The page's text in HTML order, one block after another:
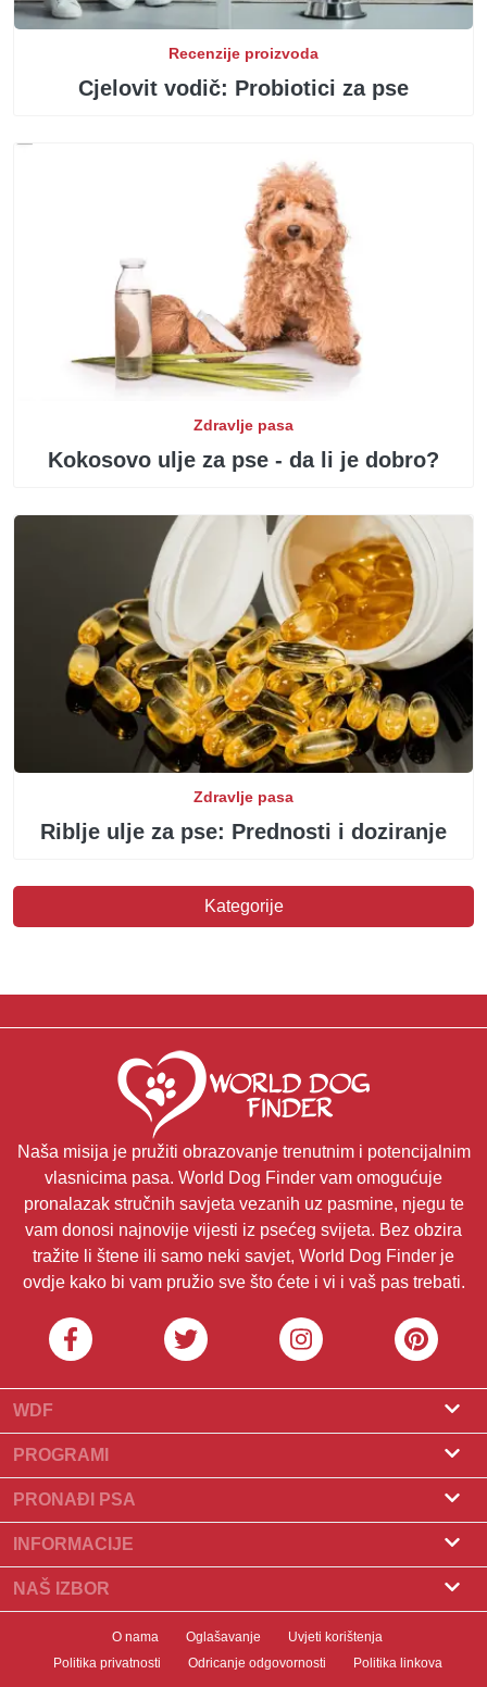
Recenzije proizvoda
Cjelovit vodič: Probiotici za pse
Zdravlje pasa
Kokosovo ulje za pse - da li je dobro?
Zdravlje pasa
Riblje ulje za pse: Prednosti i doziranje
Kategorije
Naša misija je pružiti obrazovanje trenutnim i potencijalnim
vlasnicima pasa. World Dog Finder vam omogućuje
pronalazak stručnih savjeta vezanih uz pasmine, njegu te
vam donosi najnovije vijesti iz psećeg svijeta. Bez obzira
tražite li štene ili samo neki savjet, World Dog Finder je
ovdje kako bi vam pružio sve što ćete i vi i vaš pas trebati.
WDF
O nama
Što je World Dog Finder
Koje saveze prihvaćamo?
Kontakt
Naši partneri
Banneri
PROGRAMI
Program za uzgajivače
Program za groomere
PRONAĐI PSA
Pronađite uzgajivača
Psi na prodaju
Pronađite leglo
Udomljavanje pasa
INFORMACIJE
Pasmine
Popularni članci
NAŠ IZBOR
10 najboljih pasa za stanove
O nama Oglašavanje
Uvjeti korištenja
Politika privatnosti
Odricanje odgovornosti Politika linkova